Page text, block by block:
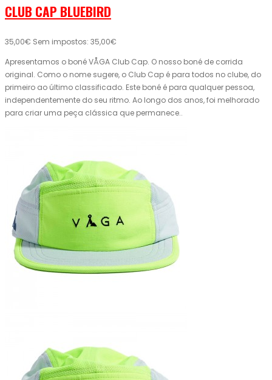
CLUB CAP BLUEBIRD
35,00€ Sem impostos: 35,00€
Apresentamos o boné VÅGA Club Cap. O nosso boné de corrida
original. Como o nome sugere, o Club Cap é para todos no clube, do
primeiro ao último classificado. Este boné é para qualquer pessoa,
independentemente do seu ritmo. Ao longo dos anos, foi melhorado
para criar uma peça clássica que permanece..